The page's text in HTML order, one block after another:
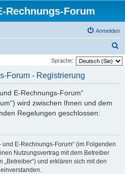
Rechnungs-Forum
Anmelden
u
Sprache:
Forum - Registrierung
E-Rechnungs-Forum“
wird zwischen Ihnen und dem
Regelungen geschlossen:
und E-Rechnungs-Forum“ (im Folgenden
Nutzungsvertrag mit dem Betreiber
„Betreiber“) und erklären sich mit den